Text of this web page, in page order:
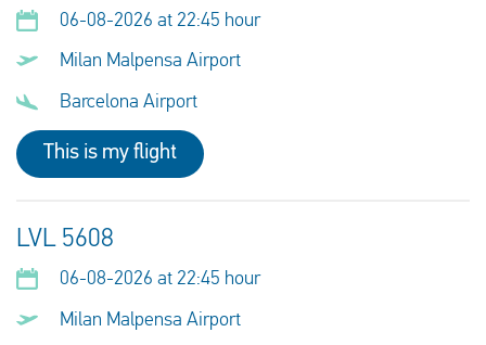
06-08-2026 at 22:45 hour
Milan Malpensa Airport
Barcelona Airport
This is my flight
LVL 5608
06-08-2026 at 22:45 hour
Milan Malpensa Airport